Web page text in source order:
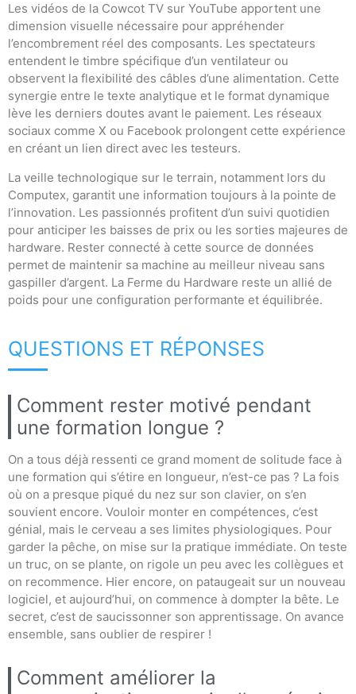
Les vidéos de la Cowcot TV sur YouTube apportent une
dimension visuelle nécessaire pour appréhender
l’encombrement réel des composants. Les spectateurs
entendent le timbre spécifique d’un ventilateur ou
observent la flexibilité des câbles d’une alimentation. Cette
synergie entre le texte analytique et le format dynamique
lève les derniers doutes avant le paiement. Les réseaux
sociaux comme X ou Facebook prolongent cette expérience
en créant un lien direct avec les testeurs.
La veille technologique sur le terrain, notamment lors du
Computex, garantit une information toujours à la pointe de
l’innovation. Les passionnés profitent d’un suivi quotidien
pour anticiper les baisses de prix ou les sorties majeures de
hardware. Rester connecté à cette source de données
permet de maintenir sa machine au meilleur niveau sans
gaspiller d’argent. La Ferme du Hardware reste un allié de
poids pour une configuration performante et équilibrée.
QUESTIONS ET RÉPONSES
Comment rester motivé pendant
une formation longue ?
On a tous déjà ressenti ce grand moment de solitude face à
une formation qui s’étire en longueur, n’est-ce pas ? La fois
où on a presque piqué du nez sur son clavier, on s’en
souvient encore. Vouloir monter en compétences, c’est
génial, mais le cerveau a ses limites physiologiques. Pour
garder la pêche, on mise sur la pratique immédiate. On teste
un truc, on se plante, on rigole un peu avec les collègues et
on recommence. Hier encore, on pataugeait sur un nouveau
logiciel, et aujourd’hui, on commence à dompter la bête. Le
secret, c’est de saucissonner son apprentissage. On avance
ensemble, sans oublier de respirer !
Comment améliorer la